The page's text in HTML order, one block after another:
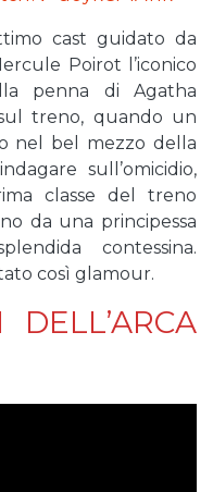
cast guidato da
Poirot l’iconico
penna di Agatha
treno, quando un
nel bel mezzo della
sull’omicidio,
classe del treno
da una principessa
contessina.
così glamour.